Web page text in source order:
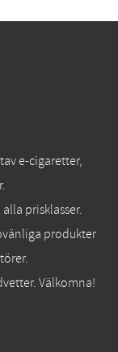
e-cigaretter,
prisklasser.
produkter
Välkomna!